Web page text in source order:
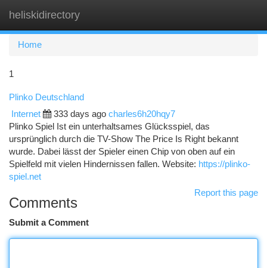
heliskidirectory
Home
1
Plinko Deutschland
Internet 333 days ago charles6h20hqy7
Plinko Spiel Ist ein unterhaltsames Glücksspiel, das
ursprünglich durch die TV-Show The Price Is Right bekannt
wurde. Dabei lässt der Spieler einen Chip von oben auf ein
Spielfeld mit vielen Hindernissen fallen. Website: https://plinko-
spiel.net
Report this page
Comments
Submit a Comment